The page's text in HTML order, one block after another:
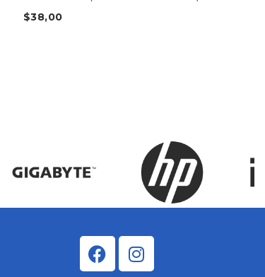
$38,00